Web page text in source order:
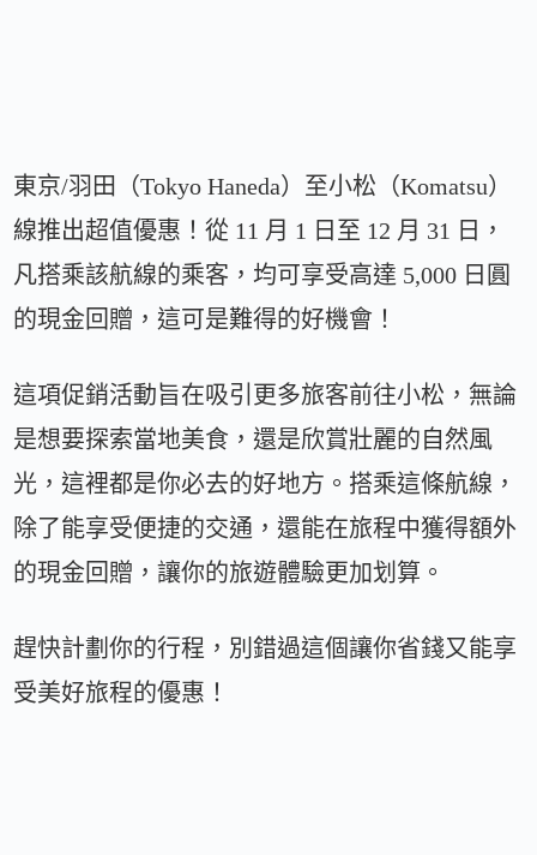
東京/羽田（Tokyo Haneda）至小松（Komatsu）
線推出超值優惠！從 11 月 1 日至 12 月 31 日，
凡搭乘該航線的乘客，均可享受高達 5,000 日圓
的現金回贈，這可是難得的好機會！
這項促銷活動旨在吸引更多旅客前往小松，無論
是想要探索當地美食，還是欣賞壯麗的自然風
光，這裡都是你必去的好地方。搭乘這條航線，
除了能享受便捷的交通，還能在旅程中獲得額外
的現金回贈，讓你的旅遊體驗更加划算。
趕快計劃你的行程，別錯過這個讓你省錢又能享
受美好旅程的優惠！